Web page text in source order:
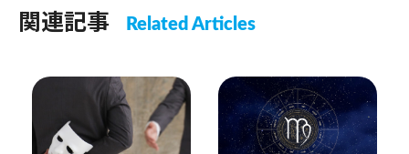
関連記事 Related Articles